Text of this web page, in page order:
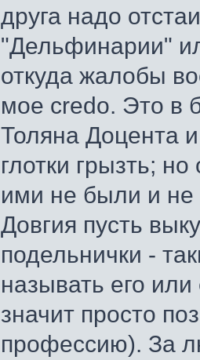
друга надо
"Дельфинарии"
откуда жалобы
мое credo. Это в
Толяна Доцента
глотки грызть;
ими не были и не
Довгия пусть
подельнички -
называть его
значит просто
профессию). За